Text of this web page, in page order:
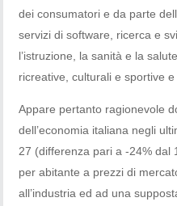
dei consumatori e da parte
servizi di software, ricerca e
l’istruzione, la sanità e la
ricreative, culturali e sportive e
Appare pertanto ragionevole
dell’economia italiana negli
27 (differenza pari a -24% dal
per abitante a prezzi di
all’industria ed ad una